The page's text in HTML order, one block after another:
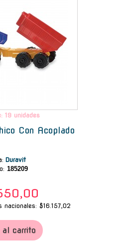
19 unidades
Con Acoplado
: Duravit
185209
$16.157,02
al carrito